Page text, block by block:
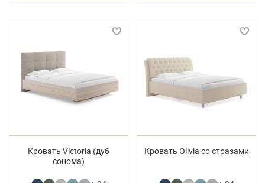
Кровать Victoria (дуб
сонома)
Кровать Olivia со стразами